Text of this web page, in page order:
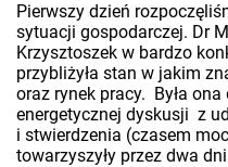
Pierwszy dzień
sytuacji gospodarczej. Dr
Krzysztoszek w bardzo
przybliżyła stan w jakim
oraz rynek pracy. Była
energetycznej dyskusji z
i stwierdzenia (czasem
towarzyszyły przez dwa